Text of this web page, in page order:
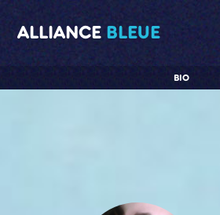
ALLIANCE BLEUE
BIO